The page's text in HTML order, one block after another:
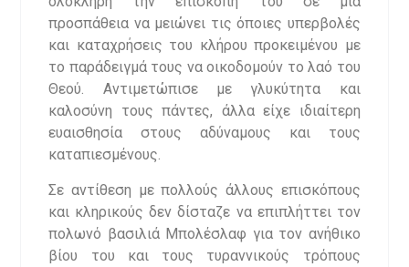
προσπάθεια να μειώνει τις όποιες υπερβολές
και καταχρήσεις του κλήρου προκειμένου με
το παράδειγμά τους να οικοδομούν το λαό του
Θεού. Αντιμετώπισε με γλυκύτητα και
καλοσύνη τους πάντες, άλλα είχε ιδιαίτερη
ευαισθησία στους αδύναμους και τους
καταπιεσμένους.
Σε αντίθεση με πολλούς άλλους επισκόπους
και κληρικούς δεν δίσταζε να επιπλήττει τον
πολωνό βασιλιά Μπολέσλαφ για τον ανήθικο
βίου του και τους τυραννικούς τρόπους